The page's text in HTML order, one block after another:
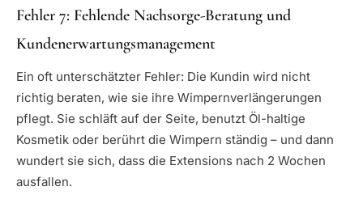
Fehler 7: Fehlende Nachsorge-Beratung und
Kundenerwartungsmanagement
Ein oft unterschätzter Fehler: Die Kundin wird nicht
richtig beraten, wie sie ihre Wimpernverlängerungen
pflegt. Sie schläft auf der Seite, benutzt Öl-haltige
Kosmetik oder berührt die Wimpern ständig – und dann
wundert sie sich, dass die Extensions nach 2 Wochen
ausfallen.